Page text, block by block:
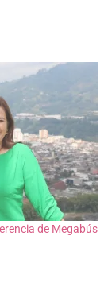
de Megabús